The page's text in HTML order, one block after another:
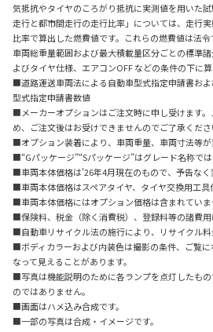
気抵抗やタイヤのころがり抵抗に実測値を用いた
走行と都市間走行の走行比率」については、走行
比率で算出した燃費値です。これらの燃費値は法
車両総重量範囲および最大積載量区分ごとの標準
よびタイヤ仕様、エアコンOFF などの条件の下に算
■道路運送車両法による自動車型式指定申請書およ
型式指定申請書数値
■メーカーオプションはご注文時に申し受けます
め、ご注文後はお受けできませんのでご了承くださ
■オプション装着により、車両重量、車両寸法等が
■“Gパッケージ”“Sパッケージ”はグレード名称では
■車両本体価格は'26年4月現在のもので、予告なく
■車両本体価格はスペアタイヤ、タイヤ交換用工具
■車両本体価格にはオプション価格は含まれていま
■保険料、税金（除く消費税）、登録料等の諸費用
■自動車リサイクル法の施行により、リサイクル料
■ボディカラーおよび内装色は撮影の条件、ご覧
なって見えることがあります。
■写真は機能説明のために各ランプを点灯したも
のではありません。
■画面はハメ込み合成です。
■一部の写真は合成・イメージです。